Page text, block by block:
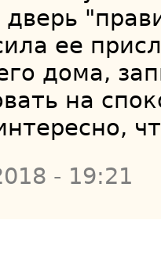
дверь
ее
дома,
на
- 19:21